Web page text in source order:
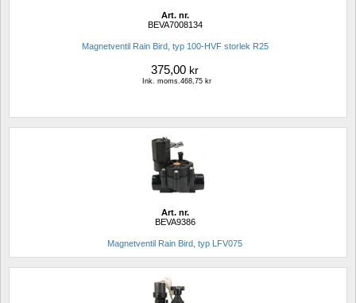
Art. nr.
BEVA7008134
Magnetventil Rain Bird, typ 100-HVF storlek R25
375,00 kr
Ink. moms.468,75 kr
Art. nr.
BEVA9386
Magnetventil Rain Bird, typ LFV075